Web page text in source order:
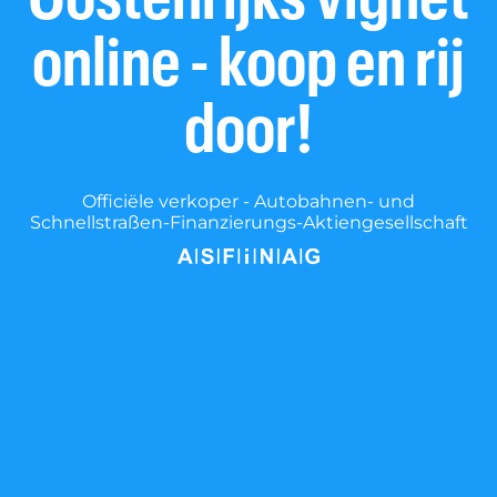
online - koop en rij
door!
Officiële verkoper - Autobahnen- und
Schnellstraßen-Finanzierungs-Aktiengesellschaft